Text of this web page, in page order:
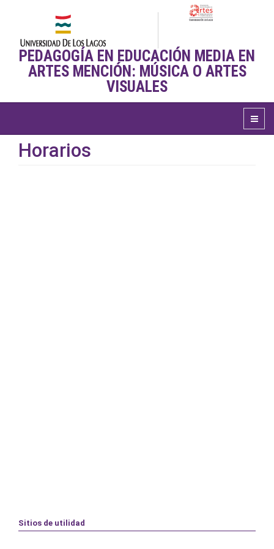
PEDAGOGÍA EN EDUCACIÓN MEDIA EN
ARTES MENCIÓN: MÚSICA O ARTES
VISUALES
Horarios
Sitios de utilidad